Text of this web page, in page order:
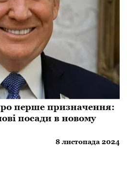
перше призначення:
посади в новому
8 листопада 2024